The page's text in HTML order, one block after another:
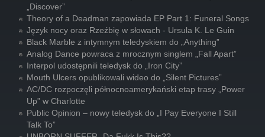
„Discover”
Theory of a Deadman zapowiada EP Part 1: Funeral Songs
Język nocy oraz Rzeźbię w słowach - Ursula K. Le Guin
Black Marble z intymnym teledyskiem do „Anything”
Analog Dance powraca z mrocznym singlem „Fall Apart”
Interpol udostępnili teledysk do „Iron City”
Mouth Ulcers opublikowali wideo do „Silent Pictures”
AC/DC rozpoczęli północnoamerykański etap trasy „Power
Up” w Charlotte
Public Opinion – nowy teledysk do „I Pay Everyone I Still
Talk To”